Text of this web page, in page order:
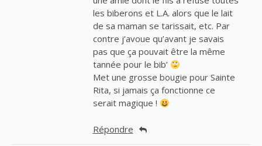
les biberons et L.A. alors que le lait
de sa maman se tarissait, etc. Par
contre j’avoue qu’avant je savais
pas que ça pouvait être la même
tannée pour le bib’
Met une grosse bougie pour Sainte
Rita, si jamais ça fonctionne ce
serait magique !
Répondre